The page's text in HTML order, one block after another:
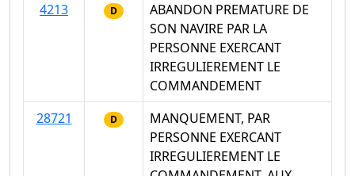
4213
D
ABANDON PREMATURE DE
SON NAVIRE PAR LA
PERSONNE EXERCANT
IRREGULIEREMENT LE
COMMANDEMENT
28721
D
MANQUEMENT, PAR
PERSONNE EXERCANT
IRREGULIEREMENT LE